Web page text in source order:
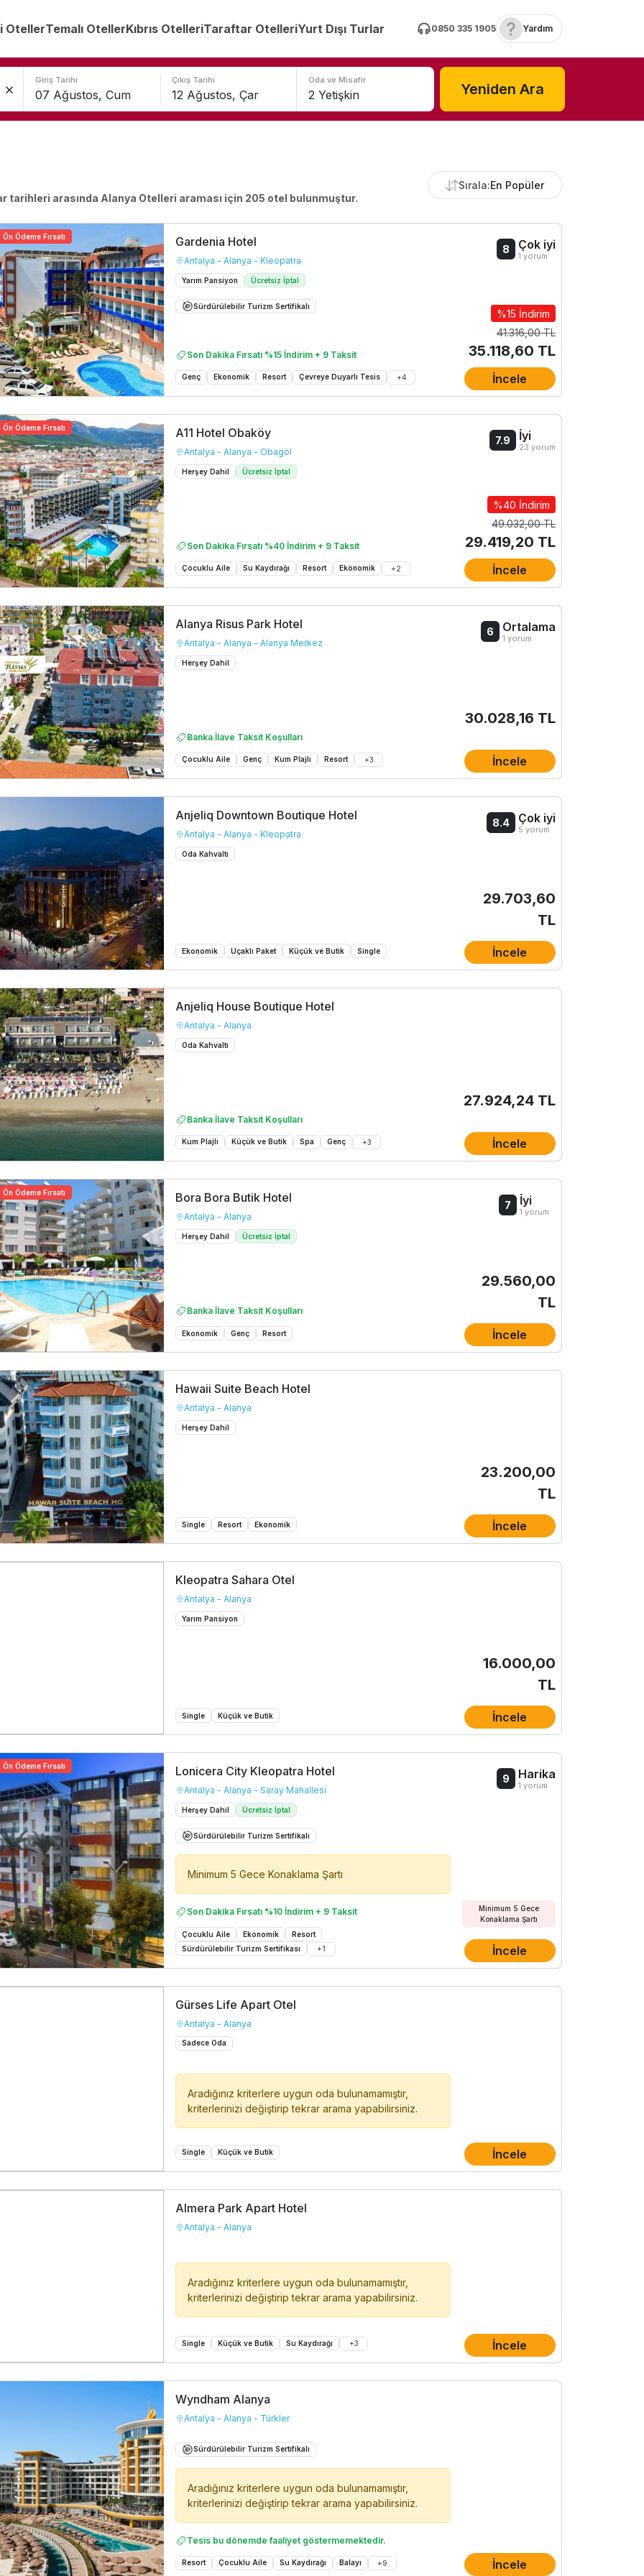
OtellerTemalı OtellerKıbrıs OtelleriTaraftar OtelleriYurt Dışı Turlar 0850 335 1905 Yardım
Giriş Tarihi Çıkış Tarihi Oda ve Misafir
Yeniden Ara
tarihleri arasında Alanya Otelleri araması için 205 otel bulunmuştur.
Sırala:En Popüler
Ödeme Fırsatı Gardenia Hotel
Antalya - Alanya - Kleopatra
Yarım Pansiyon Ücretsiz İptal
Sürdürülebilir Turizm Sertifikalı
Son Dakika Fırsatı %15 İndirim + 9 Taksit
Genç Ekonomik Resort Çevreye Duyarlı Tesis +4
8 Çok iyi
1 yorum
%15 İndirim
41.316,00 TL
35.118,60 TL
İncele
Ödeme Fırsatı A11 Hotel Obaköy
Antalya - Alanya - Obagöl
Herşey Dahil Ücretsiz İptal
Son Dakika Fırsatı %40 İndirim + 9 Taksit
Çocuklu Aile Su Kaydırağı Resort Ekonomik +2
7.9 İyi
23 yorum
%40 İndirim
49.032,00 TL
29.419,20 TL
İncele
Alanya Risus Park Hotel
Antalya - Alanya - Alanya Merkez
Herşey Dahil
Banka İlave Taksit Koşulları
Çocuklu Aile Genç Kum Plajlı Resort +3
6 Ortalama
1 yorum
30.028,16 TL
İncele
Anjeliq Downtown Boutique Hotel
Antalya - Alanya - Kleopatra
Oda Kahvaltı
Ekonomik Uçaklı Paket Küçük ve Butik Single
8.4 Çok iyi
5 yorum
29.703,60
TL
İncele
Anjeliq House Boutique Hotel
Antalya - Alanya
Oda Kahvaltı
Banka İlave Taksit Koşulları
Kum Plajlı Küçük ve Butik Spa Genç +3
27.924,24 TL
İncele
Ödeme Fırsatı Bora Bora Butik Hotel
Antalya - Alanya
Herşey Dahil Ücretsiz İptal
Banka İlave Taksit Koşulları
Ekonomik Genç Resort
7 İyi
1 yorum
29.560,00
TL
İncele
Hawaii Suite Beach Hotel
Antalya - Alanya
Herşey Dahil
Single Resort Ekonomik
23.200,00
TL
İncele
Kleopatra Sahara Otel
Antalya - Alanya
Yarım Pansiyon
Single Küçük ve Butik
16.000,00
TL
İncele
Ödeme Fırsatı Lonicera City Kleopatra Hotel
Antalya - Alanya - Saray Mahallesi
Herşey Dahil Ücretsiz İptal
Sürdürülebilir Turizm Sertifikalı
Minimum 5 Gece Konaklama Şartı
Son Dakika Fırsatı %10 İndirim + 9 Taksit
Çocuklu Aile Ekonomik
Resort
Sürdürülebilir Turizm Sertifikası
+1
9 Harika
1 yorum
Minimum 5 Gece
Konaklama Şartı
İncele
Gürses Life Apart Otel
Antalya - Alanya
Sadece Oda
Aradığınız kriterlere uygun oda bulunamamıştır,
kriterlerinizi değiştirip tekrar arama yapabilirsiniz.
Single Küçük ve Butik İncele
Almera Park Apart Hotel
Antalya - Alanya
Aradığınız kriterlere uygun oda bulunamamıştır,
kriterlerinizi değiştirip tekrar arama yapabilirsiniz.
Single Küçük ve Butik Su Kaydırağı +3 İncele
Wyndham Alanya
Antalya - Alanya - Türkler
Sürdürülebilir Turizm Sertifikalı
Aradığınız kriterlere uygun oda bulunamamıştır,
kriterlerinizi değiştirip tekrar arama yapabilirsiniz.
Tesis bu dönemde faaliyet göstermemektedir.
Resort Çocuklu Aile Su Kaydırağı Balayı +9 İncele